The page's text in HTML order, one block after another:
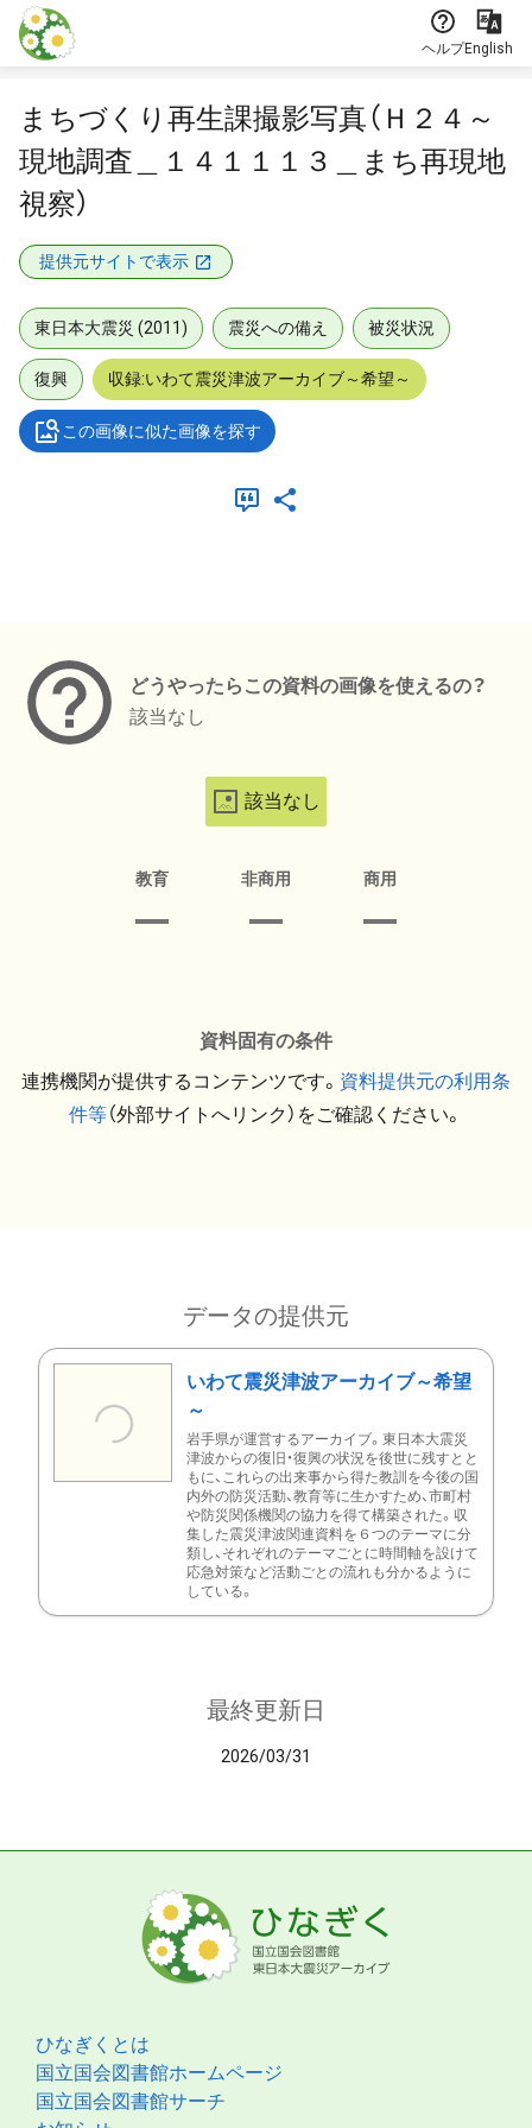
本文に飛ぶ
ヘルプEnglish
まちづくり再生課撮影写真（Ｈ２４～
現地調査＿１４１１１３＿まち再現地
視察）
提供元サイトで表示
東日本大震災 (2011) 震災への備え 被災状況
復興 収録:いわて震災津波アーカイブ～希望～
この画像に似た画像を探す
どうやったらこの資料の画像を使えるの？
該当なし
該当なし
教育 非商用 商用
資料固有の条件
連携機関が提供するコンテンツです。 資料提供元の利用条
件等（外部サイトへリンク）をご確認ください。
データの提供元
いわて震災津波アーカイブ～希望
～
岩手県が運営するアーカイブ。東日本大震災
津波からの復旧・復興の状況を後世に残すとと
もに、これらの出来事から得た教訓を今後の国
内外の防災活動、教育等に生かすため、市町村
や防災関係機関の協力を得て構築された。収
集した震災津波関連資料を６つのテーマに分
類し、それぞれのテーマごとに時間軸を設けて
応急対策など活動ごとの流れも分かるように
している。
最終更新日
2026/03/31
ひなぎくとは
国立国会図書館ホームページ
国立国会図書館サーチ